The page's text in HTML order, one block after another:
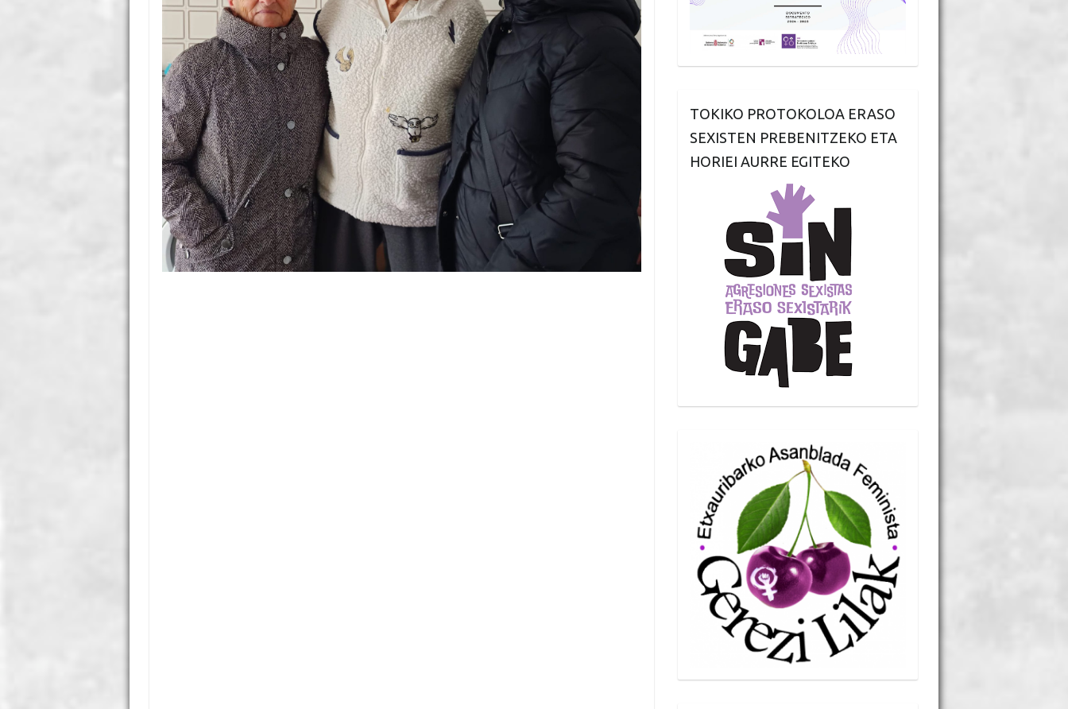
TOKIKO PROTOKOLOA ERASO
SEXISTEN PREBENITZEKO ETA
HORIEI AURRE EGITEKO